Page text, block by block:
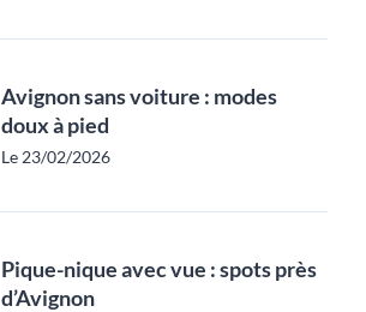
Avignon sans voiture : modes
doux à pied
Le 23/02/2026
Pique-nique avec vue : spots près
d’Avignon